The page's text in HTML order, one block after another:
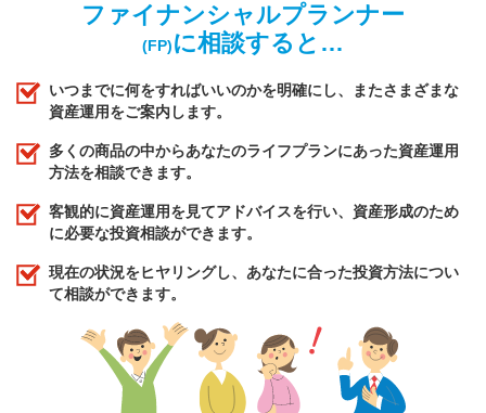
ファイナンシャルプランナー
(FP)に相談すると…
いつまでに何をすればいいのかを明確にし、またさまざまな
資産運用をご案内します。
多くの商品の中からあなたのライフプランにあった資産運用
方法を相談できます。
客観的に資産運用を見てアドバイスを行い、資産形成のため
に必要な投資相談ができます。
現在の状況をヒヤリングし、あなたに合った投資方法につい
て相談ができます。